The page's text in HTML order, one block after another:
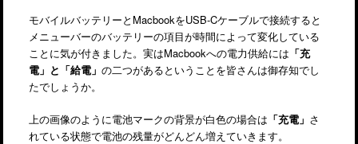
モバイルバッテリーとMacbookをUSB-Cケーブルで接続すると
メニューバーのバッテリーの項目が時間によって変化している
ことに気が付きました。実はMacbookへの電力供給には 「充
電」と「給電」 の二つがあるということを皆さんは御存知でし
たでしょうか。
上の画像のように電池マークの背景が白色の場合は 「充電」 さ
れている状態で電池の残量がどんどん増えていきます。